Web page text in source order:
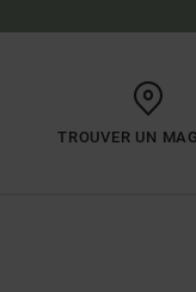
TROUVER UN